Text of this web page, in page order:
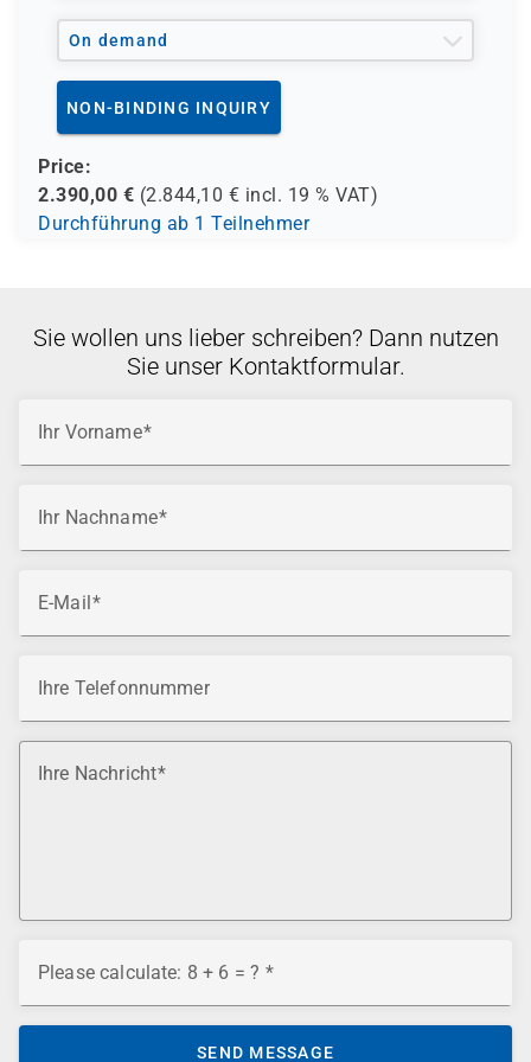
On demand
NON-BINDING INQUIRY
Price:
2.390,00 € (2.844,10 € incl. 19 % VAT)
Durchführung ab 1 Teilnehmer
Sie wollen uns lieber schreiben? Dann nutzen
Sie unser Kontaktformular.
Ihr Vorname
Ihr Nachname
E-Mail
Ihre Telefonnummer
Ihre Nachricht
Please calculate: 8 + 6 = ?
SEND MESSAGE